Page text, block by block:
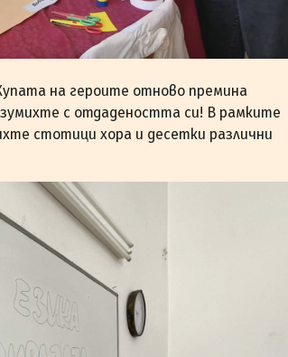
на героите отново премина
с отдадеността си! В рамките
стотици хора и десетки различни